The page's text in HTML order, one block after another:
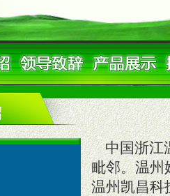
中国浙江
毗邻。温
温州凯昌科